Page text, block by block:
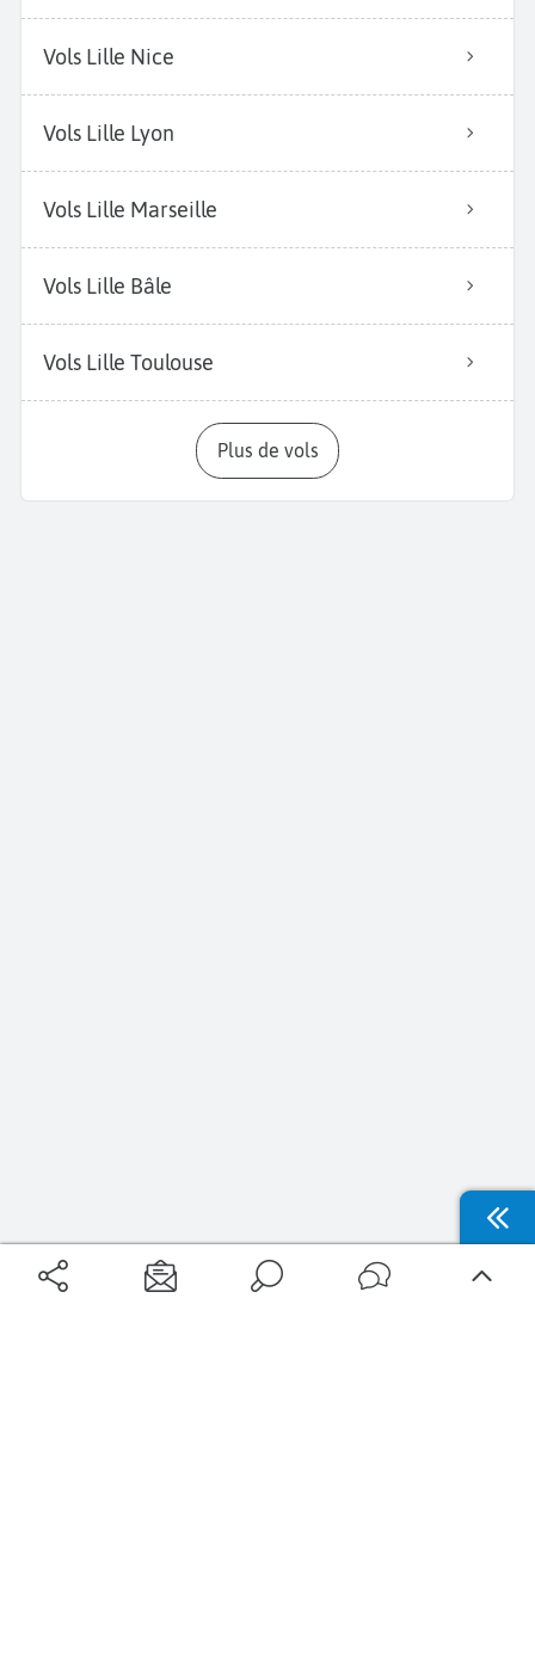
Vols Lille Nice
Vols Lille Lyon
Vols Lille Marseille
Vols Lille Bâle
Vols Lille Toulouse
Plus de vols